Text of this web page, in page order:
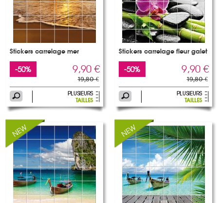
Stickers carrelage mer
-50% 9,90 €
19,80 €
Stickers carrelage fleur galet
-50% 9,90 €
19,80 €